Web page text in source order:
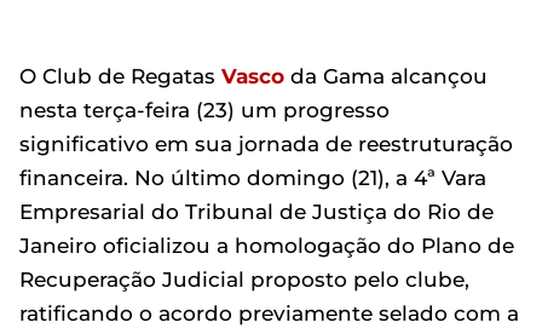
O Club de Regatas Vasco da Gama alcançou
nesta terça-feira (23) um progresso
significativo em sua jornada de reestruturação
financeira. No último domingo (21), a 4ª Vara
Empresarial do Tribunal de Justiça do Rio de
Janeiro oficializou a homologação do Plano de
Recuperação Judicial proposto pelo clube,
ratificando o acordo previamente selado com a